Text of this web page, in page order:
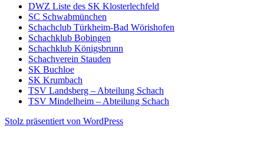
DWZ Liste des SK Klosterlechfeld
SC Schwabmünchen
Schachclub Türkheim-Bad Wörishofen
Schachklub Bobingen
Schachklub Königsbrunn
Schachverein Stauden
SK Buchloe
SK Krumbach
TSV Landsberg – Abteilung Schach
TSV Mindelheim – Abteilung Schach
Stolz präsentiert von WordPress